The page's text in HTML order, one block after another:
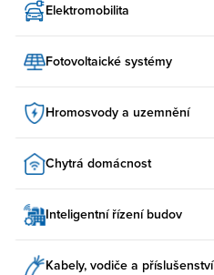
Elektromobilita
Fotovoltaické systémy
Hromosvody a uzemnění
Chytrá domácnost
Inteligentní řízení budov
Kabely, vodiče a příslušenství